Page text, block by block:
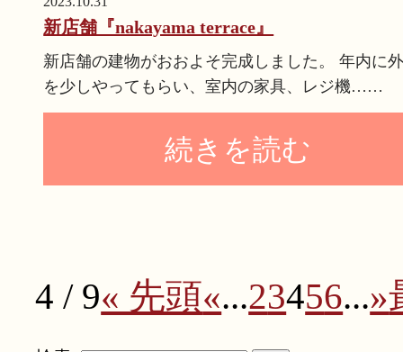
新店舗『nakayama terrace』
新店舗の建物がおおよそ完成しました。 年内に
を少しやってもらい、室内の家具、レジ機……
続きを読む
4 / 9« 先頭«...23456...»